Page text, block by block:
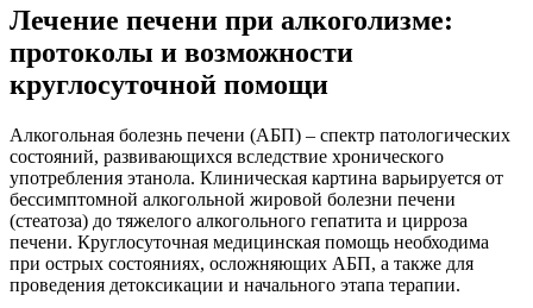
Лечение печени при алкоголизме:
протоколы и возможности
круглосуточной помощи
Алкогольная болезнь печени (АБП) – спектр патологических
состояний, развивающихся вследствие хронического
употребления этанола. Клиническая картина варьируется от
бессимптомной алкогольной жировой болезни печени
(стеатоза) до тяжелого алкогольного гепатита и цирроза
печени. Круглосуточная медицинская помощь необходима
при острых состояниях, осложняющих АБП, а также для
проведения детоксикации и начального этапа терапии.